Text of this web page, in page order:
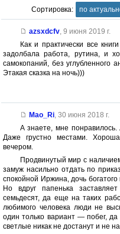
Сортировка: по
azsxdcfv, 9 июня 2019 г.
Как и практически все
задолбала работа, рутина, и
самокопаний, без углубленного
Этакая сказка на ночь)))
Mao_Ri, 30 июня 2018 г.
А знаете, мне понравилось.
Даже грустно местами.
вечером.
Продвинутый мир с
замуж насильно отдать по
спокойной Иржина, дочь
Но вдруг папенька
семьдесят, да еще на таких
любимого человека люди не
один только вариант — побег,
светлые никак не достанут и не